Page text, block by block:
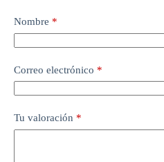
Nombre *
Correo electrónico *
Tu valoración *